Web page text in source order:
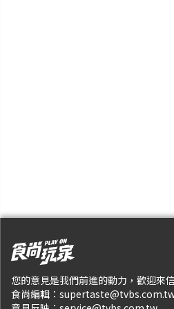
您的意見是我們前進的動力，歡迎來
食尚編輯：